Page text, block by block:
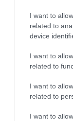
I want to
related to
device
I want to
related to
I want to
related to
I want to
Április 16-
A harminc
a funk
legszebb
New
HAMU ÉS